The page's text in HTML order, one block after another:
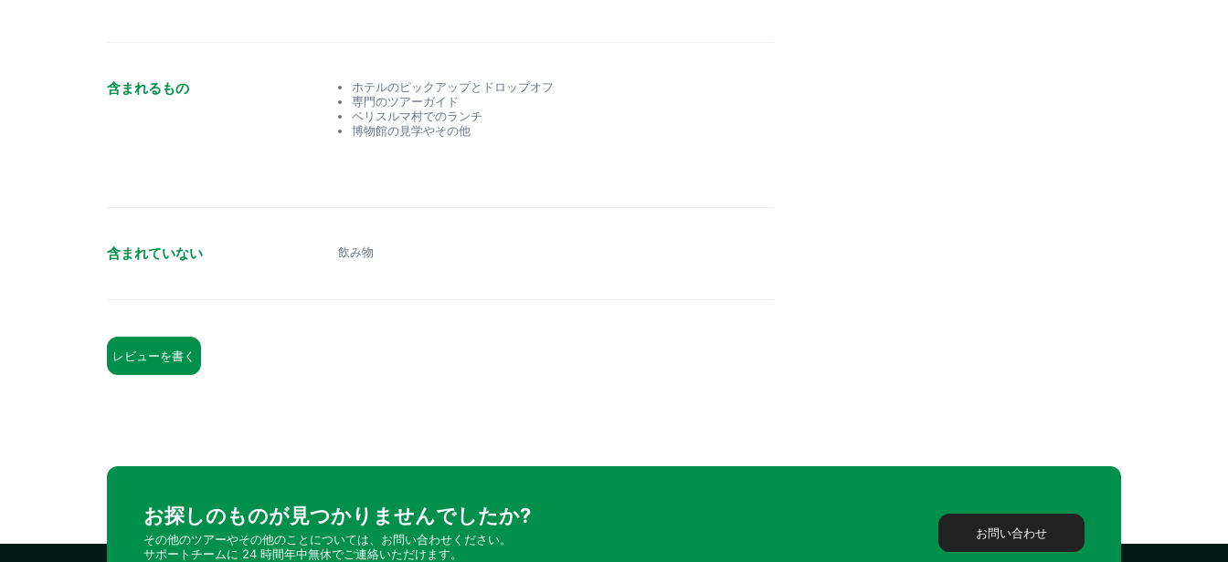
含まれるもの
ホテルのピックアップとドロップオフ
専門のツアーガイド
ベリスルマ村でのランチ
博物館の見学やその他
含まれていない 飲み物
レビューを書く
お探しのものが見つかりませんでしたか?
その他のツアーやその他のことについては、お問い合わせください。
サポートチームに 24 時間年中無休でご連絡いただけます。
お問い合わせ